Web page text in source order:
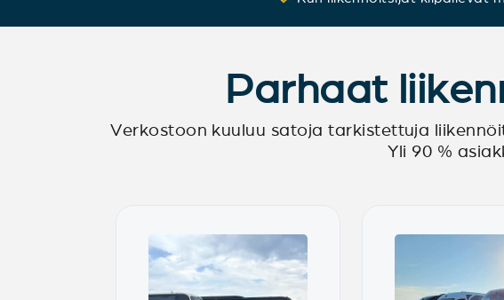
Parhaat
Verkostoon kuuluu satoja tarkistettuja
Yli 90 %